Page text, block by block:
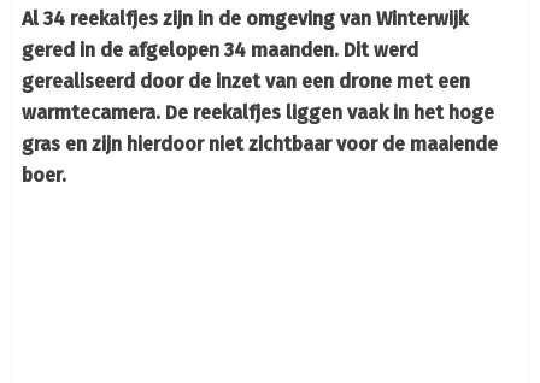
Al 34 reekalfjes zijn in de omgeving van Winterwijk
gered in de afgelopen 34 maanden. Dit werd
gerealiseerd door de inzet van een drone met een
warmtecamera. De reekalfjes liggen vaak in het hoge
gras en zijn hierdoor niet zichtbaar voor de maaiende
boer.